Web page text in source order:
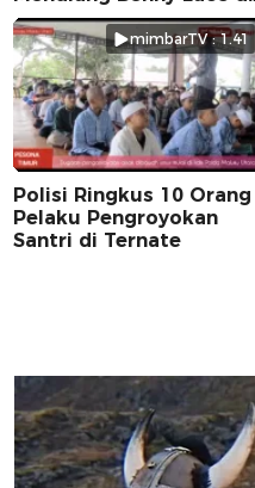
Pilkada 2024
mimbarTV : 1.41
Polisi Ringkus 10 Orang
Pelaku Pengroyokan
Santri di Ternate